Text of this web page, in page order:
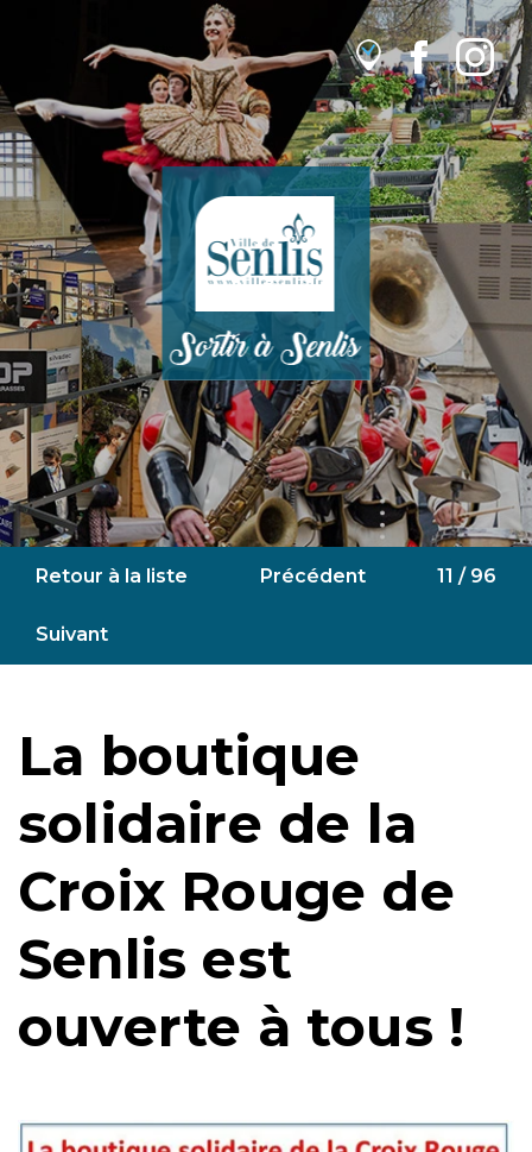
Retour à la liste Précédent 11 / 96
Suivant
La boutique
solidaire de la
Croix Rouge de
Senlis est
ouverte à tous !